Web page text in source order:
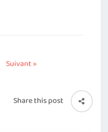
Suivant »
Share this post